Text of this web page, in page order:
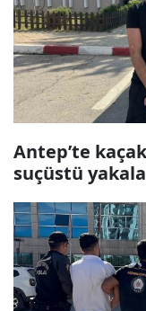
Antep’te
suçüstü